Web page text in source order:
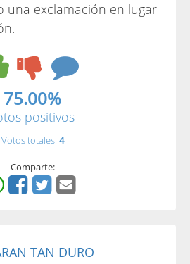
una exclamación en lugar
75.00%
positivos
Votos totales: 4
Comparte:
TAN DURO